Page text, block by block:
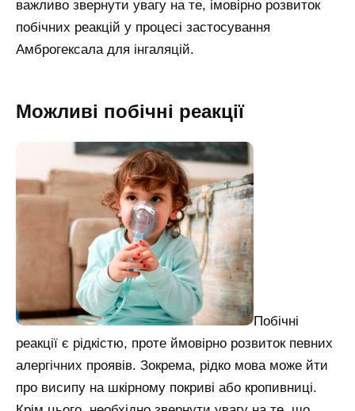
важливо звернути увагу на те, імовірно розвиток
побічних реакцій у процесі застосування
Амброгексала для інгаляцій.
Можливі побічні реакції
Побічні
реакції є рідкістю, проте ймовірно розвиток певних
алергічних проявів. Зокрема, рідко мова може йти
про висипу на шкірному покриві або кропивниці.